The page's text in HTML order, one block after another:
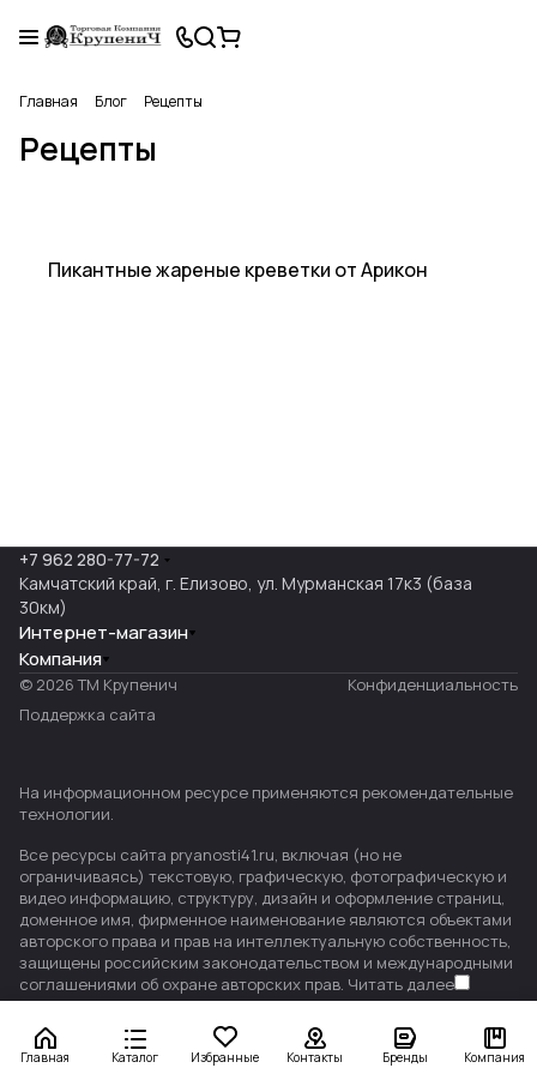
Главная Блог Рецепты
Рецепты
Рецепты
Пикантные жареные креветки от Арикон
Главная Каталог Избранные Контакты Бренды Компания
+7 962 280-77-72
Камчатский край, г. Елизово, ул. Мурманская 17к3 (база
30км)
Интернет-магазин
Компания
© 2026 ТМ Крупенич
Конфиденциальность
Поддержка сайта
На информационном ресурсе применяются рекомендательные
технологии.
Все ресурсы сайта pryanosti41.ru, включая (но не
ограничиваясь) текстовую, графическую, фотографическую и
видео информацию, структуру, дизайн и оформление страниц,
доменное имя, фирменное наименование являются объектами
авторского права и прав на интеллектуальную собственность,
защищены российским законодательством и международными
соглашениями об охране авторских прав. Читать далее